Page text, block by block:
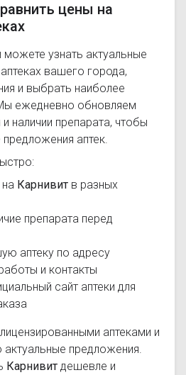
цены на
можете узнать актуальные
вашего города,
и выбрать наиболее
ежедневно обновляем
наличии препарата, чтобы
аптек.
Карнивит в разных
препарата перед
аптеку по адресу
и контакты
сайт аптеки для
аптеками и
предложения.
Карнивит дешевле и